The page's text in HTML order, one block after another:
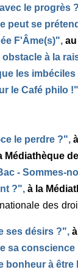
le progrès
peut se
F'Âme(s)",
à la
les
le Café philo !"
le perdre ?",
Médiathèque
- Sommes-
?", à la
des
ses désirs ?",
sa conscience
bonheur à